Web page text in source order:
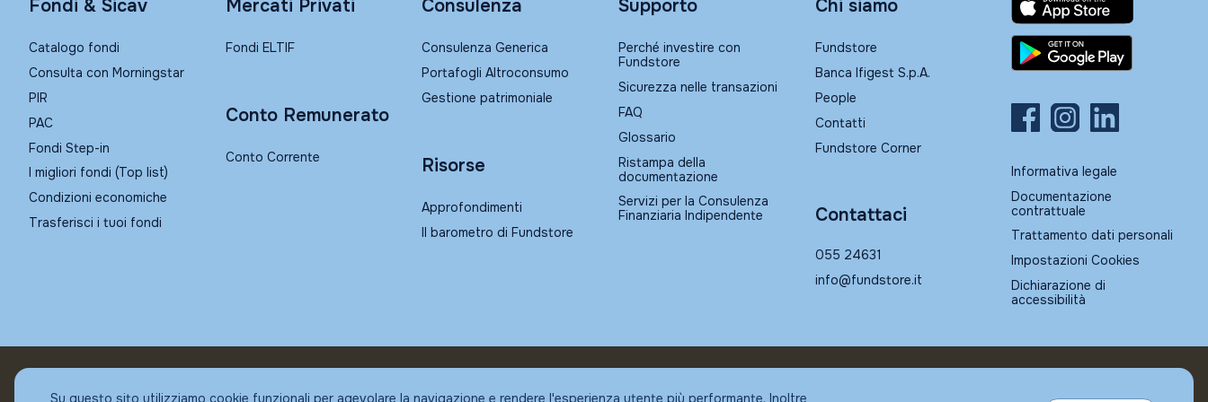
Fondi & Sicav
Catalogo fondi
Consulta con Morningstar
PIR
PAC
Fondi Step-in
I migliori fondi (Top list)
Condizioni economiche
Trasferisci i tuoi fondi
Mercati Privati
Fondi ELTIF
Conto Remunerato
Conto Corrente
Consulenza
Consulenza Generica
Portafogli Altroconsumo
Gestione patrimoniale
Risorse
Approfondimenti
Il barometro di Fundstore
Supporto
Perché investire con
Fundstore
Sicurezza nelle transazioni
FAQ
Glossario
Ristampa della
documentazione
Servizi per la Consulenza
Finanziaria Indipendente
Chi siamo
Fundstore
Banca Ifigest S.p.A.
People
Contatti
Fundstore Corner
Contattaci
055 24631
info@fundstore.it
Informativa legale
Documentazione
contrattuale
Trattamento dati personali
Impostazioni Cookies
Dichiarazione di
accessibilità
Su questo sito utilizziamo cookie funzionali per agevolare la navigazione e rendere l'esperienza utente più performante. Inoltre